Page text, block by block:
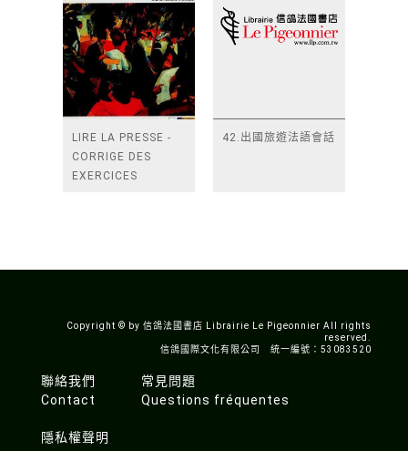
LIRE LA PRESSE -
CORRIGE DES
EXERCICES
42.出國旅遊法語會話
Copyright © by 信鴿法國書店 Librairie Le Pigeonnier All rights
reserved.
信鴿國際文化有限公司 統一編號：53083520
聯絡我們
Contact
常見問題
Questions fréquentes
隱私權聲明